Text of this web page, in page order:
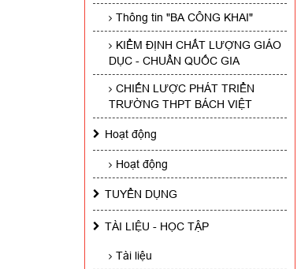
Thông tin "BA CÔNG KHAI"
KIỂM ĐỊNH CHẤT LƯỢNG GIÁO
DỤC - CHUẨN QUỐC GIA
CHIẾN LƯỢC PHÁT TRIỂN
TRƯỜNG THPT BÁCH VIỆT
Hoạt động
Hoạt động
TUYỂN DỤNG
TÀI LIỆU - HỌC TẬP
Tài liệu